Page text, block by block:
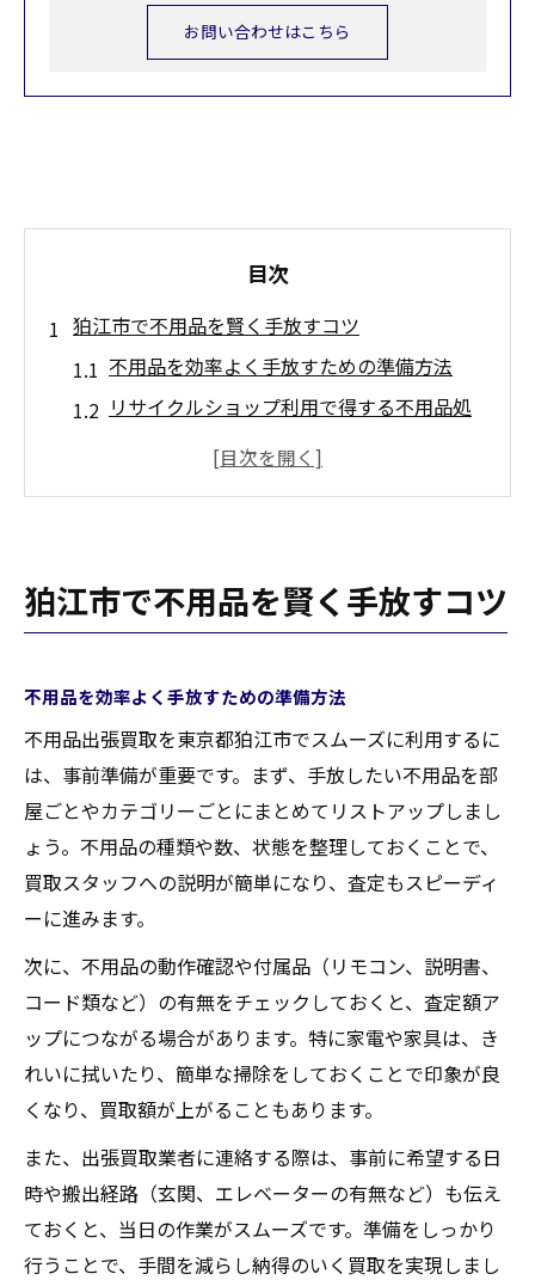
お問い合わせはこちら
目次
狛江市で不用品を賢く手放すコツ
不用品を効率よく手放すための準備方法
リサイクルショップ利用で得する不用品処
自宅の不用品整理に最適な方法とは
自宅でできる不用品の分別と仕分け術
リサイクルショップ出張買取を活用する手
順
家電・家具の不用品を上手に整理する方法
狛江市で不用品整理を進めるベストな流れ
不用品出張買取が狛江市で注目される理由
出張買取が選ばれる不用品処分の理由解説
狛江市で不用品出張買取が人気の背景とは
時間短縮できる不用品出張買取の魅力
自宅で完結する不用品買取が便利な理由
不用品を安心して手放せる出張買取の特徴
忙しい人のための不用品活用術
不用品を簡単に片付ける時短テクニック
忙しい方向けの不用品整理と現金化方法
出張買取サービスで手間を省く不用品活用
狛江市で不用品を賢く手放すコツ
不用品を効率よく手放すための準備方法
不用品出張買取を東京都狛江市でスムーズに利用するに
は、事前準備が重要です。まず、手放したい不用品を部
屋ごとやカテゴリーごとにまとめてリストアップしまし
ょう。不用品の種類や数、状態を整理しておくことで、
買取スタッフへの説明が簡単になり、査定もスピーディ
ーに進みます。
次に、不用品の動作確認や付属品（リモコン、説明書、
コード類など）の有無をチェックしておくと、査定額ア
ップにつながる場合があります。特に家電や家具は、き
れいに拭いたり、簡単な掃除をしておくことで印象が良
くなり、買取額が上がることもあります。
また、出張買取業者に連絡する際は、事前に希望する日
時や搬出経路（玄関、エレベーターの有無など）も伝え
ておくと、当日の作業がスムーズです。準備をしっかり
行うことで、手間を減らし納得のいく買取を実現しまし